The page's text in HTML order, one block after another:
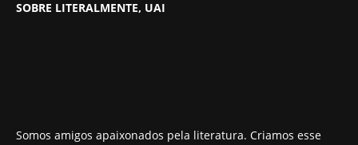
SOBRE LITERALMENTE, UAI
Somos amigos apaixonados pela literatura. Criamos esse